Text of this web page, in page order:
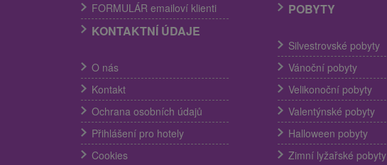
FORMULÁR emailoví klienti
KONTAKTNÍ ÚDAJE
O nás
Kontakt
Ochrana osobních údajů
Přihlášení pro hotely
Cookies
POBYTY
Silvestrovské pobyty
Vánoční pobyty
Velikonoční pobyty
Valentýnské pobyty
Halloween pobyty
Zimní lyžařské pobyty